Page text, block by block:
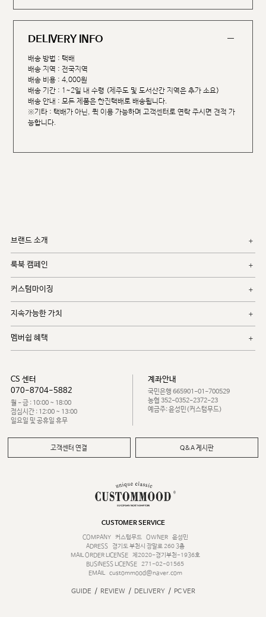
DELIVERY INFO
배송 방법 : 택배
배송 지역 : 전국지역
배송 비용 : 4,000원
배송 기간 : 1~2일 내 수령 (제주도 및 도서산간 지역은 추가 소요)
배송 안내 : 모든 제품은 한진택배로 배송됩니다.
※기타 : 택배가 아닌, 퀵 이용 가능하며 고객센터로 연락 주시면 견적 가
능합니다.
브랜드 소개
룩북 캠페인
커스텀마이징
지속가능한 가치
멤버쉽 혜택
CS 센터
070-8704-5882
월 - 금 : 10:00 ~ 18:00
점심시간 : 12:00 ~ 13:00
일요일 및 공휴일 휴무
계좌안내
국민은행 665901-01-700529
농협 352-0352-2372-23
예금주: 윤성민(커스텀무드)
고객센터 연결 Q&A 게시판
CUSTOMER SERVICE
COMPANY
커스텀무드 OWNER
윤성민
ADRESS
경기도 부천시 장말로 260 3층
MAIL ORDER LICENSE
제2020-경기부천-1936호
BUSINESS LICENSE 271-02-01565
EMAIL
custommood@naver.com
GUIDE / REVIEW / DELIVERY / PC VER